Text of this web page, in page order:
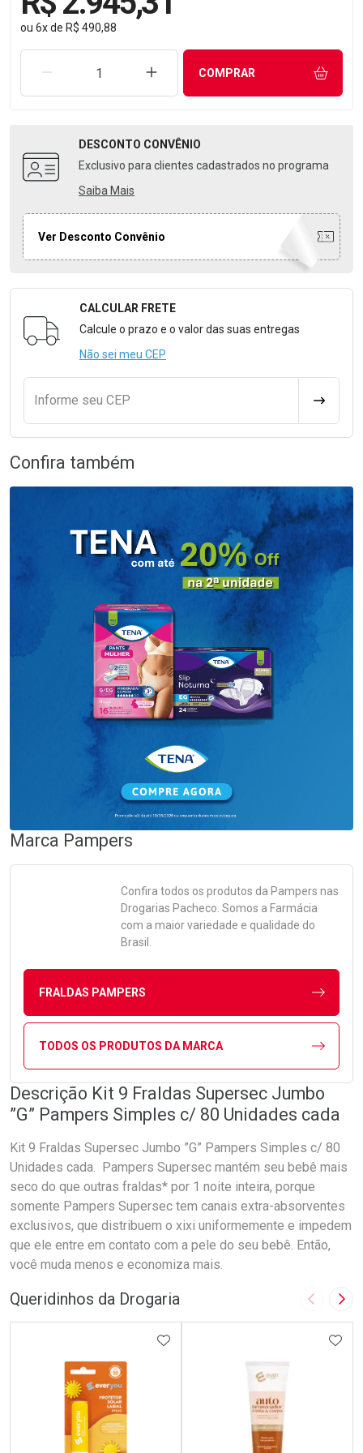
ou 6xde R$ 490,88
REMOVER UMA UNIDADEAUMENTAR UMA UNIDADE
COMPRAR
DESCONTO CONVÊNIO
Exclusivo para clientes cadastrados no programa
Saiba Mais
Ver Desconto Convênio
Formulário para Calcular o Frete
CALCULAR FRETE
Calcule o prazo e o valor das suas entregas
Não sei meu CEP
Informe seu CEP
Confira também
Marca Pampers
Confira todos os produtos da Pampers nas
Drogarias Pacheco. Somos a Farmácia
com a maior variedade e qualidade do
Brasil.
FRALDAS PAMPERS
TODOS OS PRODUTOS DA MARCA
Descrição Kit 9 Fraldas Supersec Jumbo
”G” Pampers Simples c/ 80 Unidades cada
Kit 9 Fraldas Supersec Jumbo ”G” Pampers Simples c/ 80
Unidades cada. Pampers Supersec mantém seu bebê mais
seco do que outras fraldas* por 1 noite inteira, porque
somente Pampers Supersec tem canais extra-absorventes
exclusivos, que distribuem o xixi uniformemente e impedem
que ele entre em contato com a pele do seu bebê. Então,
você muda menos e economiza mais.
Queridinhos da Drogaria Imagem
ADICIONAR AOS FAVORITOS